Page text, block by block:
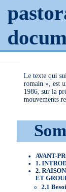
Le texte qui
romain », est
1986, sur la
mouvements
AVANT-
1.
2.
ET
2.1